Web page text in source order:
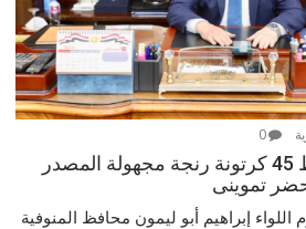
0
محافظ المنوفية : ضبط 45 كرتونة رنجة مجهولة المصدر
اللواء إبراهيم أبو ليمون محافظ المنوفية